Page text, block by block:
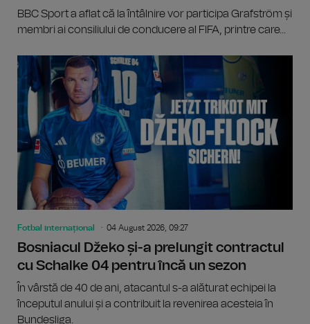
BBC Sport a aflat că la întâlnire vor participa Grafström și
membri ai consiliului de conducere al FIFA, printre care...
Fotbal internațional 04 August 2026, 09:27
Bosniacul Džeko și-a prelungit contractul
cu Schalke 04 pentru încă un sezon
În vârstă de 40 de ani, atacantul s-a alăturat echipei la
începutul anului și a contribuit la revenirea acesteia în
Bundesliga.